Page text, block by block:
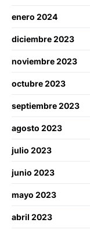
enero 2024
diciembre 2023
noviembre 2023
octubre 2023
septiembre 2023
agosto 2023
julio 2023
junio 2023
mayo 2023
abril 2023